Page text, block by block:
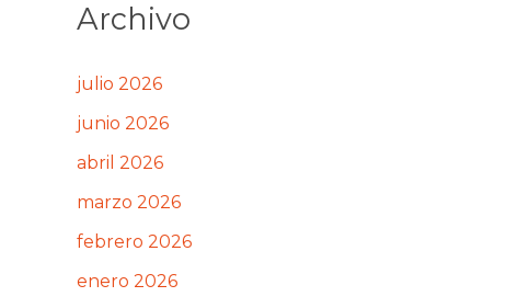
Archivo
julio 2026
junio 2026
abril 2026
marzo 2026
febrero 2026
enero 2026